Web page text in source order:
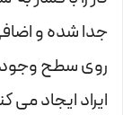
جدا شده و
روی سطح وجود
ایراد ایجاد می